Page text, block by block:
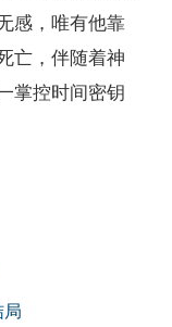
感，唯有他靠
亡，伴随着神
掌控时间密钥
局